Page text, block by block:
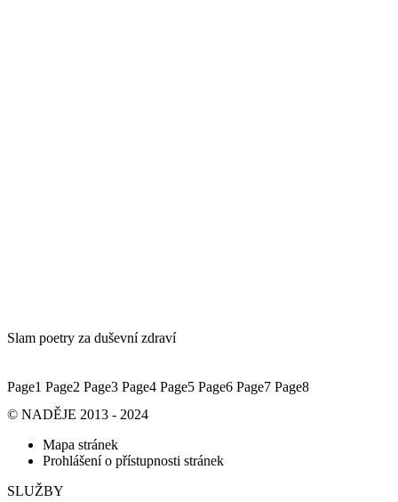
Slam poetry za duševní zdraví
Page1 Page2 Page3 Page4 Page5 Page6 Page7 Page8
© NADĚJE 2013 - 2024
Mapa stránek
Prohlášení o přístupnosti stránek
SLUŽBY